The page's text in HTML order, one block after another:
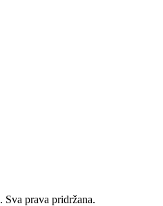
prava pridržana.